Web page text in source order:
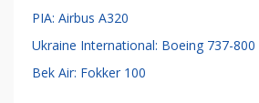
PIA: Airbus A320
Ukraine International: Boeing 737-800
Bek Air: Fokker 100